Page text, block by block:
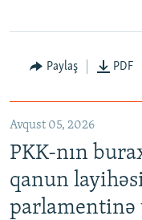
Paylaş PDF
Avqust 05, 2026
PKK-nın
qanun
parlamentinə